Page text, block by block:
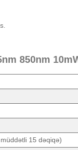
850nm
15 dəqiqə)